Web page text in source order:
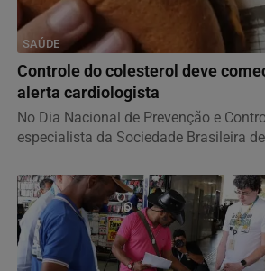
SAÚDE
Controle do colesterol deve
alerta cardiologista
No Dia Nacional de Prevenção e
especialista da Sociedade Brasileira